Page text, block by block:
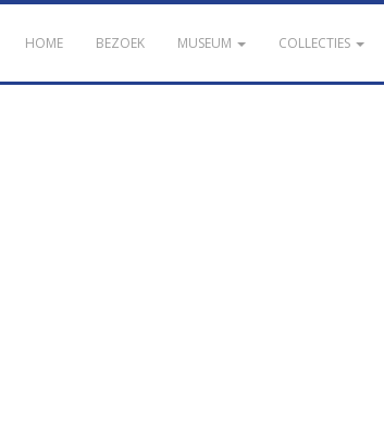
HOME BEZOEK MUSEUM COLLECTIES